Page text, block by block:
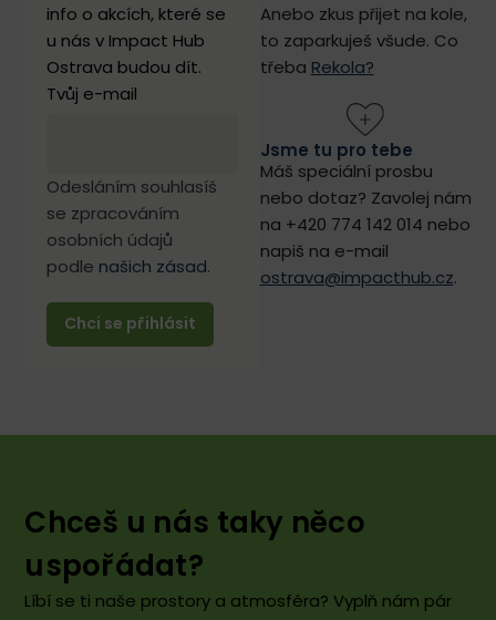
info o akcích, které se
u nás v Impact Hub
Ostrava budou dít.
Tvůj e-mail
Odesláním souhlasíš
se zpracováním
osobních údajů
podle našich zásad.
Anebo zkus přijet na kole,
to zaparkuješ všude. Co
třeba Rekola?
Jsme tu pro tebe
Máš speciální prosbu
nebo dotaz? Zavolej nám
na +420 774 142 014 nebo
napiš na e-mail
ostrava@impacthub.cz.
Chceš u nás taky něco
uspořádat?
Líbí se ti naše prostory a atmosféra? Vyplň nám pár